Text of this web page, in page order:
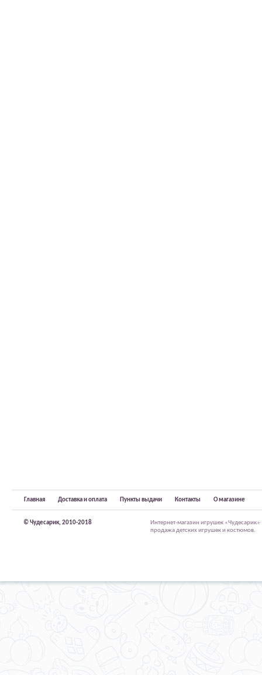
Главная Доставка и оплата Пункты выдачи Контакты О магазине
© Чудесарик, 2010-2018
Интернет-магазин игрушек
продажа детских игрушек и костюмов.